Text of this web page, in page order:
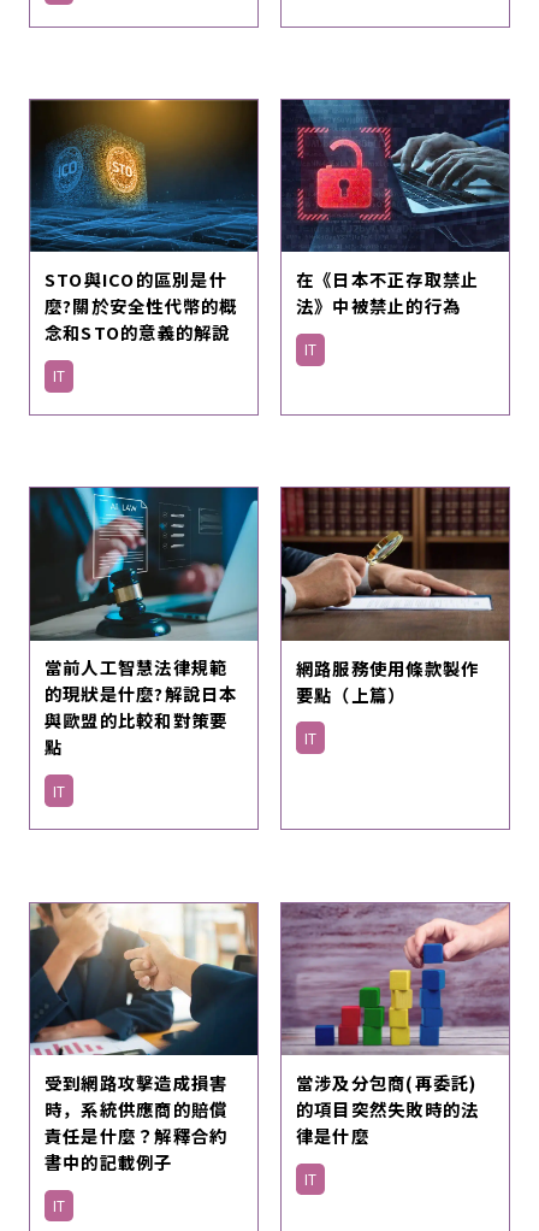
STO與ICO的區別是什
麼?關於安全性代幣的概
念和STO的意義的解說
IT
在《日本不正存取禁止
法》中被禁止的行為
IT
當前人工智慧法律規範
的現狀是什麼?解說日本
與歐盟的比較和對策要
點
IT
網路服務使用條款製作
要點（上篇）
IT
受到網路攻擊造成損害
時，系統供應商的賠償
責任是什麼？解釋合約
書中的記載例子
IT
當涉及分包商(再委託)
的項目突然失敗時的法
律是什麼
IT